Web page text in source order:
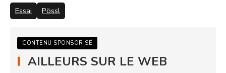
Essai Pössl
CONTENU SPONSORISÉ
AILLEURS SUR LE WEB